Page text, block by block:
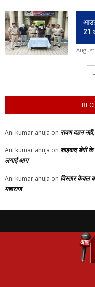
21
August
Ani kumar ahuja on रावण दहन
Ani kumar ahuja on शाहबाद डेरी
लगाई आग
Ani kumar ahuja on विस्तार केवल
महाराज